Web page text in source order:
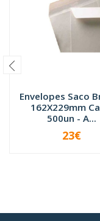
Envelopes Saco
162X229mm
500un - A...
+
23€